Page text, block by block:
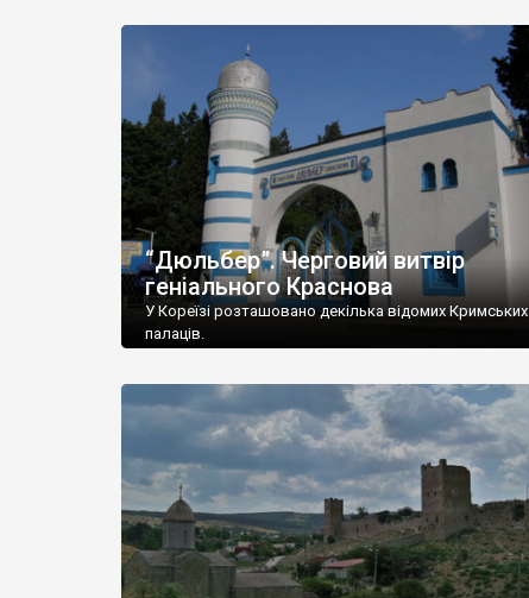
“Дюльбер”. Черговий витвір
геніального Краснова
У Кореїзі розташовано декілька відомих Кримських
палаців.